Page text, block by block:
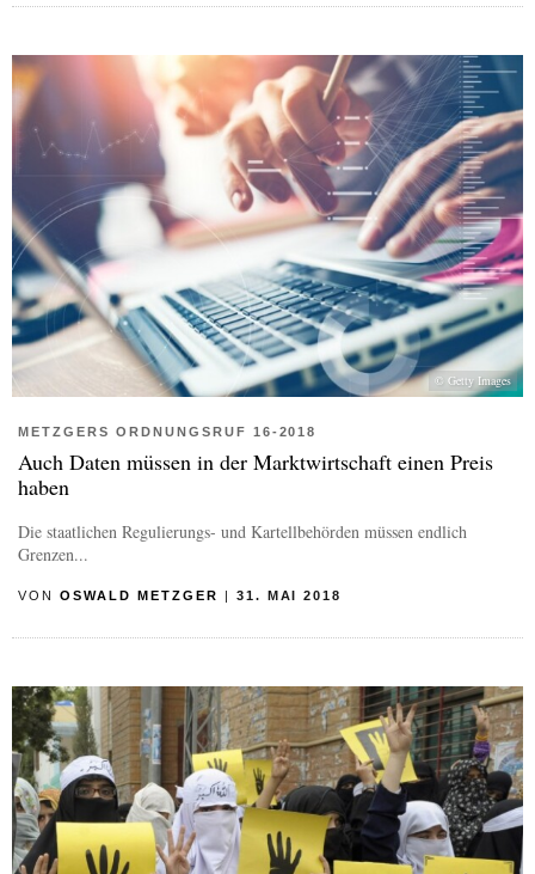
© Getty Images
METZGERS ORDNUNGSRUF 16-2018
Auch Daten müssen in der Marktwirtschaft einen Preis
haben
Die staatlichen Regulierungs- und Kartellbehörden müssen endlich
Grenzen...
VON OSWALD METZGER 31. MAI 2018